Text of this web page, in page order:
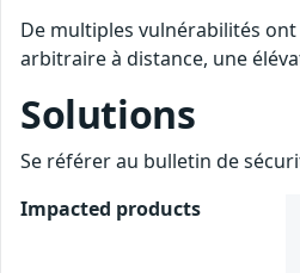
De multiples vulnérabilités
arbitraire à distance, une
Solutions
Se référer au bulletin de
Impacted products